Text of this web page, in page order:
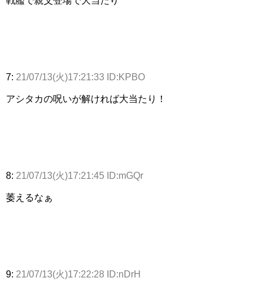
7: 21/07/13(火)17:21:33 ID:KPBO
アシタカの呪いが解ければ大当たり！
8: 21/07/13(火)17:21:45 ID:mGQr
萎えるなぁ
9: 21/07/13(火)17:22:28 ID:nDrH